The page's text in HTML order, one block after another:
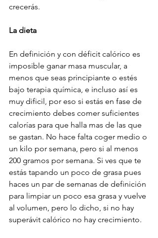
crecerás.
La dieta
En definición y con déficit calórico es
imposible ganar masa muscular, a
menos que seas principiante o estés
bajo terapia química, e incluso así es
muy dificil, por eso si estás en fase de
crecimiento debes comer suficientes
calorías para que halla mas de las que
se gastan. No hace falta coger medio o
un kilo por semana, pero si al menos
200 gramos por semana. Si ves que te
estás tapando un poco de grasa pues
haces un par de semanas de definición
para limpiar un poco esa grasa y vuelve
al volumen, pero lo dicho, si no hay
superávit calórico no hay crecimiento.